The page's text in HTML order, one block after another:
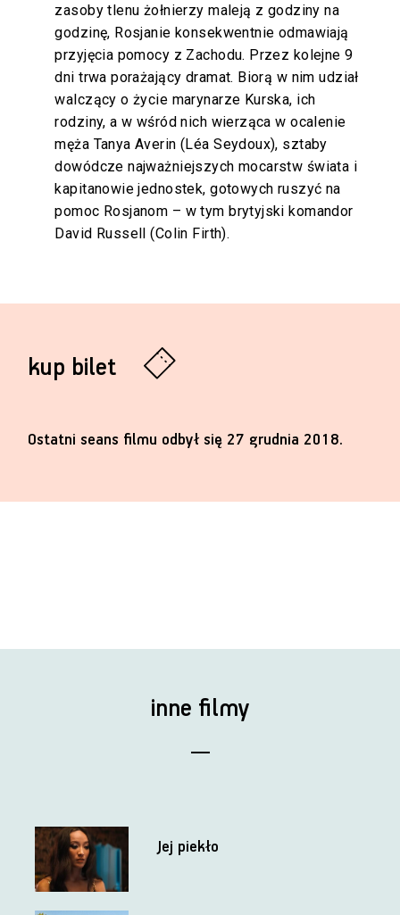
kup bilet
Ostatni seans filmu odbył się 27 grudnia 2018.
zasoby tlenu żołnierzy maleją z godziny na
godzinę, Rosjanie konsekwentnie odmawiają
przyjęcia pomocy z Zachodu. Przez kolejne 9
dni trwa porażający dramat. Biorą w nim udział
walczący o życie marynarze Kurska, ich
rodziny, a w wśród nich wierząca w ocalenie
męża Tanya Averin (Léa Seydoux), sztaby
dowódcze najważniejszych mocarstw świata i
kapitanowie jednostek, gotowych ruszyć na
pomoc Rosjanom – w tym brytyjski komandor
David Russell (Colin Firth).
inne filmy
Jej piekło